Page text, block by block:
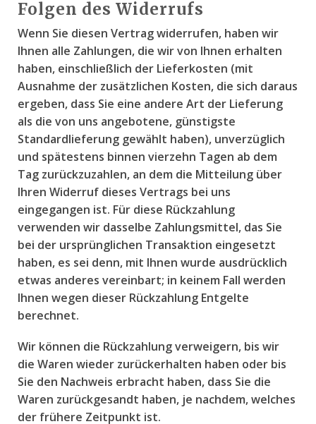
Folgen des Widerrufs
Wenn Sie diesen Vertrag widerrufen, haben wir
Ihnen alle Zahlungen, die wir von Ihnen erhalten
haben, einschließlich der Lieferkosten (mit
Ausnahme der zusätzlichen Kosten, die sich daraus
ergeben, dass Sie eine andere Art der Lieferung
als die von uns angebotene, günstigste
Standardlieferung gewählt haben), unverzüglich
und spätestens binnen vierzehn Tagen ab dem
Tag zurückzuzahlen, an dem die Mitteilung über
Ihren Widerruf dieses Vertrags bei uns
eingegangen ist. Für diese Rückzahlung
verwenden wir dasselbe Zahlungsmittel, das Sie
bei der ursprünglichen Transaktion eingesetzt
haben, es sei denn, mit Ihnen wurde ausdrücklich
etwas anderes vereinbart; in keinem Fall werden
Ihnen wegen dieser Rückzahlung Entgelte
berechnet.
Wir können die Rückzahlung verweigern, bis wir
die Waren wieder zurückerhalten haben oder bis
Sie den Nachweis erbracht haben, dass Sie die
Waren zurückgesandt haben, je nachdem, welches
der frühere Zeitpunkt ist.